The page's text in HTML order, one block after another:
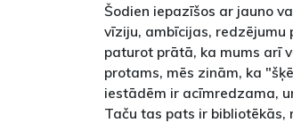
Šodien iepazīšos ar jauno
vīziju, ambīcijas,
paturot prātā, ka mums arī
protams, mēs zinām, ka
iestādēm ir acīmredzama,
Taču tas pats ir bibliotēkās,